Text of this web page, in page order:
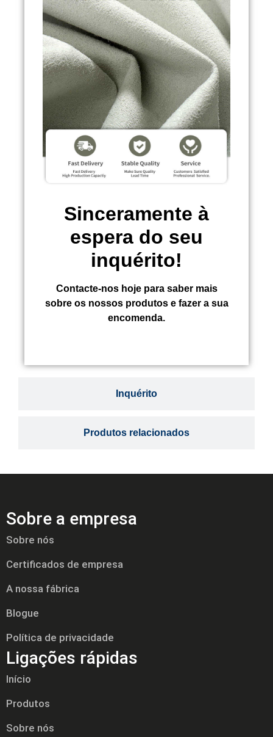
Inquérito
Produtos relacionados
Sinceramente à
espera do seu
inquérito!
Contacte-nos hoje para saber mais
sobre os nossos produtos e fazer a sua
encomenda.
Sobre a empresa
Sobre nós
Certificados de empresa
A nossa fábrica
Blogue
Política de privacidade
Ligações rápidas
Início
Produtos
Sobre nós